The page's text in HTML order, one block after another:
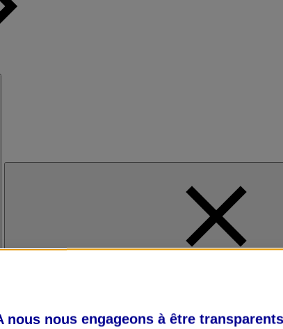
nous nous engageons à être